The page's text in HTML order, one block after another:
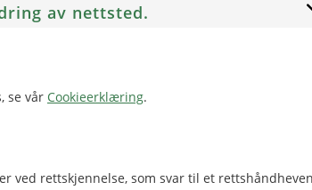
av nettsted.
se vår Cookieerklæring.
ved rettskjennelse, som svar til et